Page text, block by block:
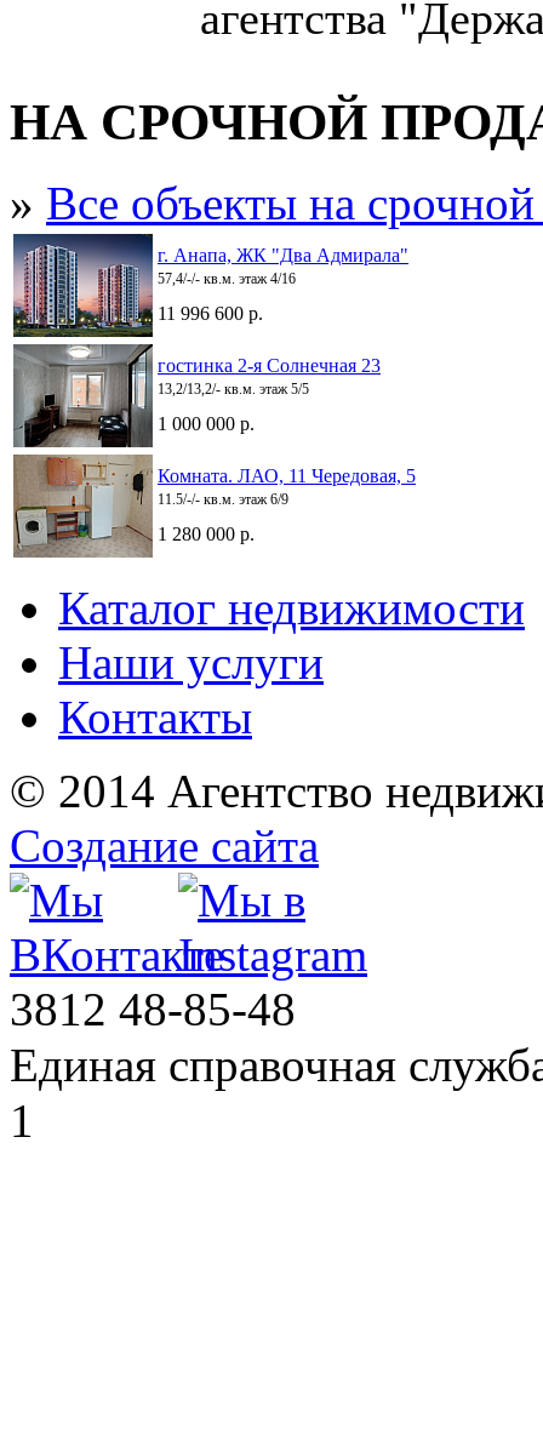
агентства
НА СРОЧНОЙ
» Все объекты на
г. Анапа, ЖК "Два Адмирала"
57,4/-/- кв.м. этаж 4/16
11 996 600 р.
гостинка 2-я Солнечная 23
13,2/13,2/- кв.м. этаж 5/5
1 000 000 р.
Комната. ЛАО, 11 Чередовая, 5
11.5/-/- кв.м. этаж 6/9
1 280 000 р.
Каталог недвижимости
Наши услуги
Контакты
© 2014 Агентство
Создание сайта
3812 48-85-48
Единая справочная
1